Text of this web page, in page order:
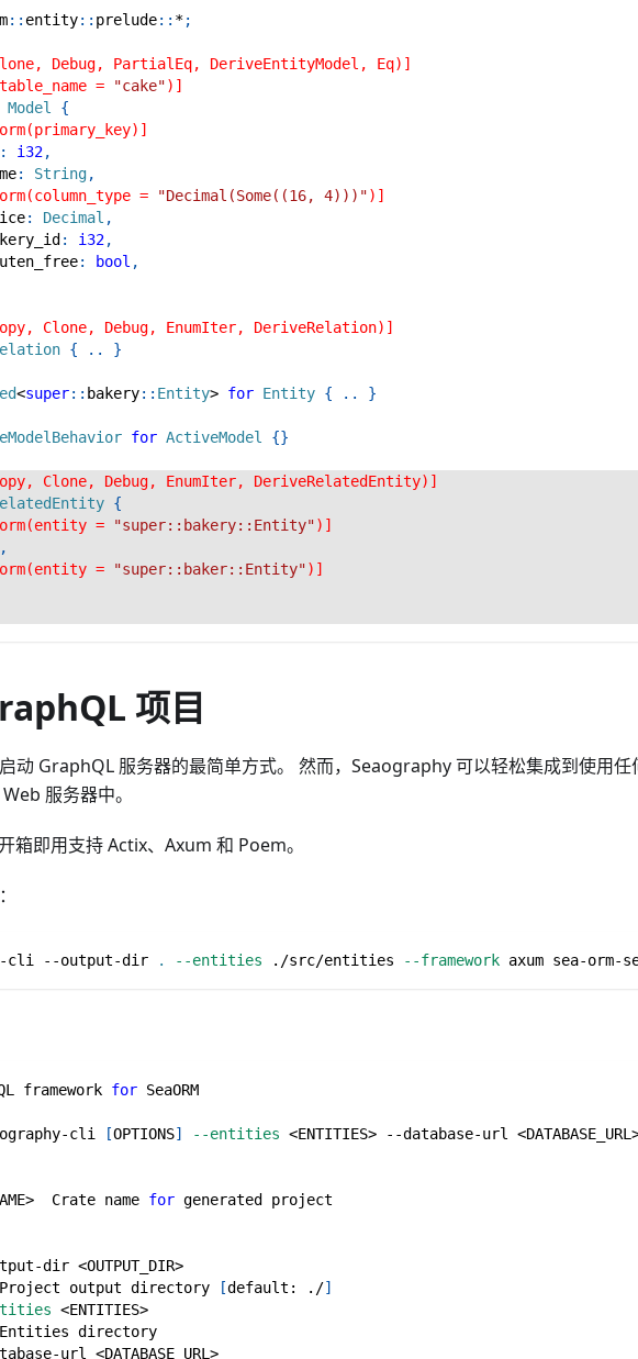
:: entity:: prelude:: *;
Debug, PartialEq, DeriveEntityModel, Eq)]
=
"cake")]
Model
{
: i32,
: String,
=
"Decimal(Some((16, 4)))")]
: Decimal ,
: i32,
: bool ,
Clone, Debug, EnumIter, DeriveRelation)]
{ .. }
<super:: bakery:: Entity> for Entity { .. }
for ActiveModel {}
Clone, Debug, EnumIter, DeriveRelatedEntity)]
{
=
"super::bakery::Entity")]
,
=
"super::baker::Entity")]
项目
动 GraphQL 服务器的最简单方式。 然而，Seaography 可以轻松集成到使用任
服务器中。
箱即用支持 Actix、Axum 和 Poem。
cli --output-dir . --entities ./src/entities --framework axum sea-orm-
framework for SeaORM
cli [OPTIONS] --entities <ENTITIES> --database-url <DATABASE_URL
>
  Crate name
for generated project
dir
<OUTPUT_DIR>
output directory
[default: ./]
<ENTITIES>
directory
url
<DATABASE_URL >